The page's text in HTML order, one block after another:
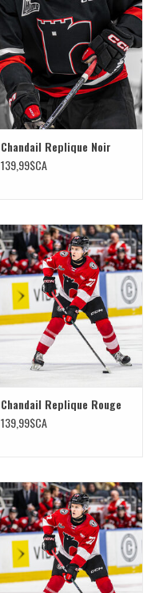
Chandail Replique Noir
139,99$CA
Chandail Replique Rouge
139,99$CA